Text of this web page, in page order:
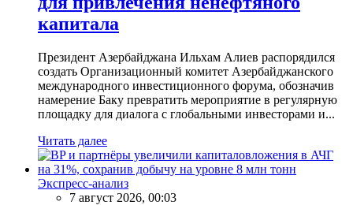
капитала
Президент Азербайджана Ильхам Алиев распорядился
создать Организационный комитет Азербайджанского
международного инвестиционного форума, обозначив
намерение Баку превратить мероприятие в регулярную
площадку для диалога с глобальными инвесторами и...
Читать далее
Экспресс-анализ
7 август 2026, 00:03